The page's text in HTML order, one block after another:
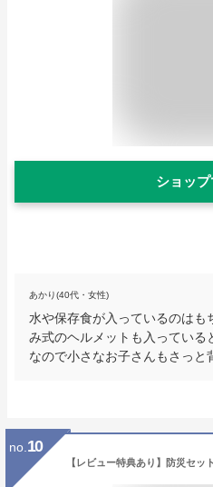
ショッ
あかり(40代・女性)
水や保存食が入っているのはも
み式のヘルメットも入っている
なので小さなお子さんもさっと
no. 10